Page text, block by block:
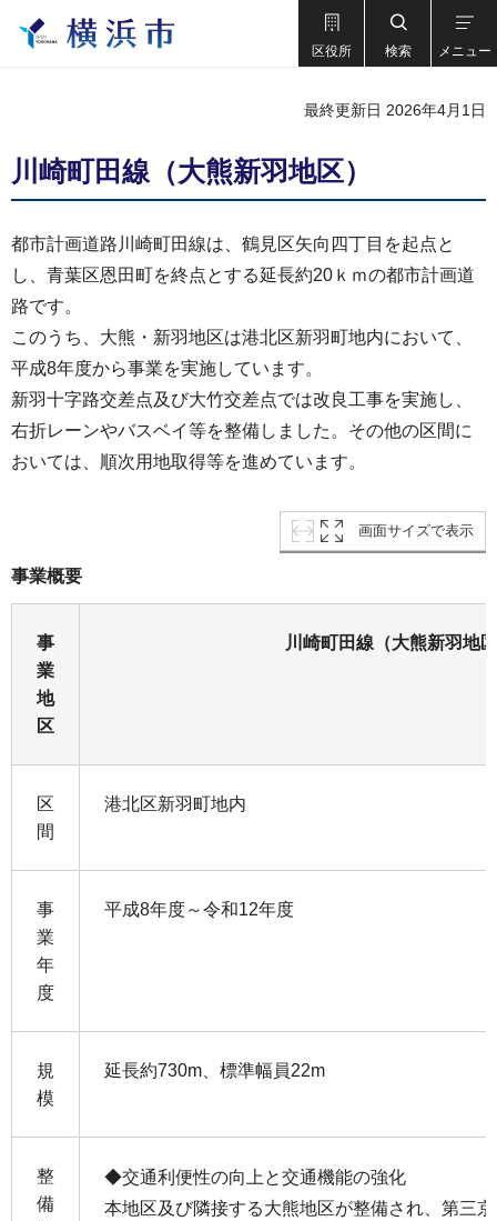
区役所 検索 メニュー
最終更新日 2026年4月1日
川崎町田線（大熊新羽地区）
都市計画道路川崎町田線は、鶴見区矢向四丁目を起点と
し、青葉区恩田町を終点とする延長約20ｋｍの都市計画道
路です。
このうち、大熊・新羽地区は港北区新羽町地内において、
平成8年度から事業を実施しています。
新羽十字路交差点及び大竹交差点では改良工事を実施し、
右折レーンやバスベイ等を整備しました。その他の区間に
おいては、順次用地取得等を進めています。
画面サイズで表示
事業概要
事
業
地
区
川崎町田線（大熊新羽地
区
間
港北区新羽町地内
事
業
年
度
平成8年度～令和12年度
規
模
延長約730m、標準幅員22m
整
備
◆交通利便性の向上と交通機能の強化
本地区及び隣接する大熊地区が整備され、第三